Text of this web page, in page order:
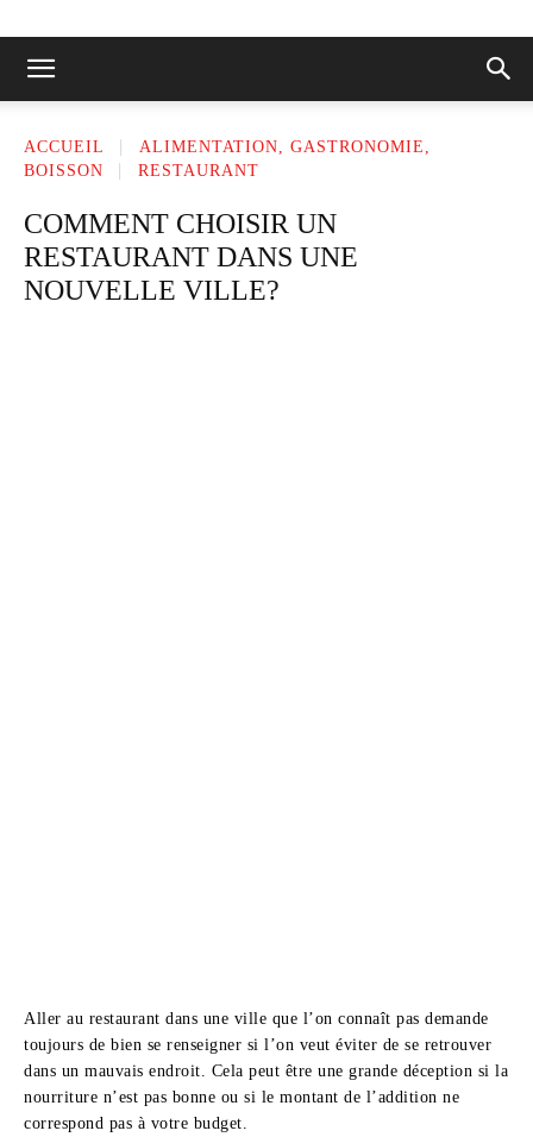
ACCUEIL
ALIMENTATION, GASTRONOMIE,
BOISSON
RESTAURANT
COMMENT CHOISIR UN
RESTAURANT DANS UNE
NOUVELLE VILLE?
Aller au restaurant dans une ville que l’on connaît pas demande
toujours de bien se renseigner si l’on veut éviter de se retrouver
dans un mauvais endroit. Cela peut être une grande déception si la
nourriture n’est pas bonne ou si le montant de l’addition ne
correspond pas à votre budget.